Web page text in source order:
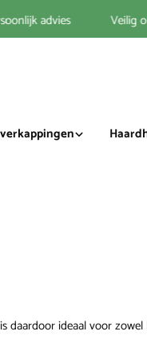
advies Veilig
ideaal voor zowel